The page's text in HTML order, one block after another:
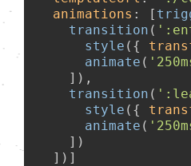
animations : [
transition (
style ({
animate (
    ]),
transition (
style ({
animate (
    ])
  ])]